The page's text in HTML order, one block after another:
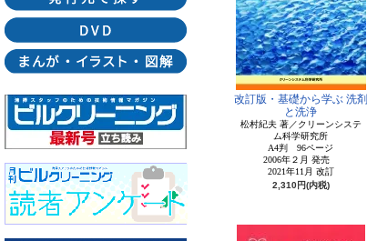
改訂版・基礎から学ぶ 洗剤
と洗浄
松村紀夫 著／クリーンシステ
ム科学研究所
A4判 96ページ
2006年２月 発売
2021年11月 改訂
2,310円(内税)